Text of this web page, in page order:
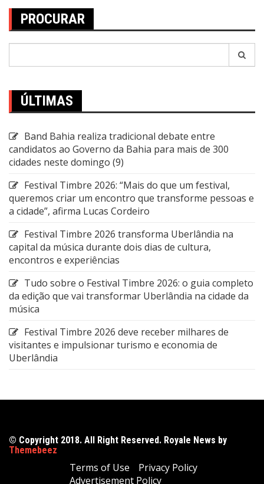
PROCURAR
ÚLTIMAS
Band Bahia realiza tradicional debate entre
candidatos ao Governo da Bahia para mais de 300
cidades neste domingo (9)
Festival Timbre 2026: “Mais do que um festival,
queremos criar um encontro que transforme pessoas e
a cidade”, afirma Lucas Cordeiro
Festival Timbre 2026 transforma Uberlândia na
capital da música durante dois dias de cultura,
encontros e experiências
Tudo sobre o Festival Timbre 2026: o guia completo
da edição que vai transformar Uberlândia na cidade da
música
Festival Timbre 2026 deve receber milhares de
visitantes e impulsionar turismo e economia de
Uberlândia
© Copyright 2018. All Right Reserved. Royale News by
Themebeez
Terms of Use
Privacy Policy
Advertisement Policy